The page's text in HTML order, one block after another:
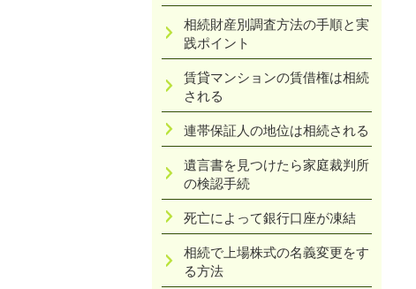
相続財産別調査方法の手順と実
践ポイント
賃貸マンションの賃借権は相続
される
連帯保証人の地位は相続される
遺言書を見つけたら家庭裁判所
の検認手続
死亡によって銀行口座が凍結
相続で上場株式の名義変更をす
る方法